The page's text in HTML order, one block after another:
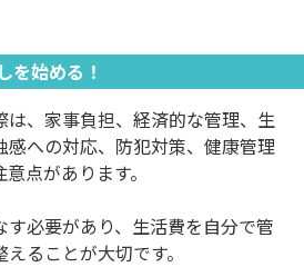
を始める！
は、家事負担、経済的な管理、生
感への対応、防犯対策、健康管理
点があります。
必要があり、生活費を自分で管
ることが大切です。